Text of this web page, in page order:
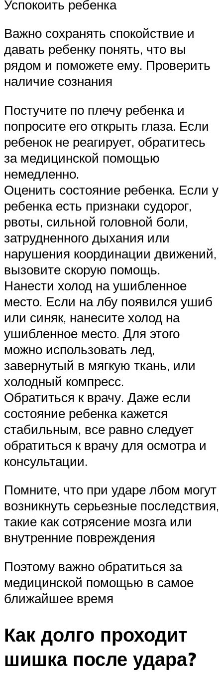
Успокоить ребенка
Важно сохранять спокойствие и
давать ребенку понять, что вы
рядом и поможете ему. Проверить
наличие сознания
Постучите по плечу ребенка и
попросите его открыть глаза. Если
ребенок не реагирует, обратитесь
за медицинской помощью
немедленно.
Оценить состояние ребенка. Если у
ребенка есть признаки судорог,
рвоты, сильной головной боли,
затрудненного дыхания или
нарушения координации движений,
вызовите скорую помощь.
Нанести холод на ушибленное
место. Если на лбу появился ушиб
или синяк, нанесите холод на
ушибленное место. Для этого
можно использовать лед,
завернутый в мягкую ткань, или
холодный компресс.
Обратиться к врачу. Даже если
состояние ребенка кажется
стабильным, все равно следует
обратиться к врачу для осмотра и
консультации.
Помните, что при ударе лбом могут
возникнуть серьезные последствия,
такие как сотрясение мозга или
внутренние повреждения
Поэтому важно обратиться за
медицинской помощью в самое
ближайшее время
Как долго проходит
шишка после удара?